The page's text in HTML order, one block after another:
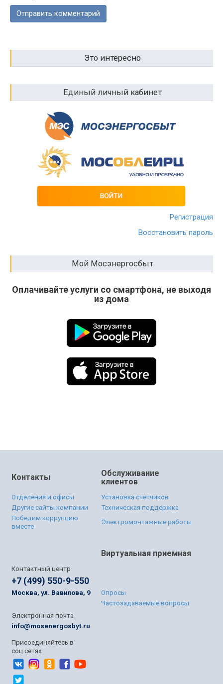
Это интересно
Единый личный кабинет
Регистрация
Восстановить пароль
Мой Мосэнергосбыт
Оплачивайте услуги со смартфона, не выходя
из дома
Контакты
Обслуживание
клиентов
Отделения и офисы
Установка счетчиков
Другие сайты компании
Техническая поддержка
Победим коррупцию
вместе
Электромонтажные работы
Виртуальная приемная
Контактный центр
+7 (499) 550-9-550
Москва, ул. Вавилова, 9
Опросы
Частозадаваемые вопросы
Электронная почта
info@mosenergosbyt.ru
Присоединяйтесь в
соц.сетях